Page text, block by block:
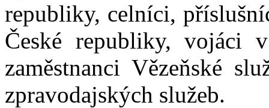
republiky, celníci,
České republiky, vojáci
zaměstnanci Vězeňské
zpravodajských služeb.